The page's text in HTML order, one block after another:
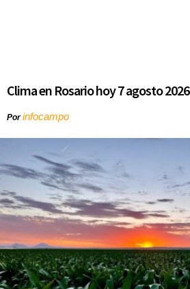
Clima en Rosario hoy 7 agosto 2026
Porinfocampo